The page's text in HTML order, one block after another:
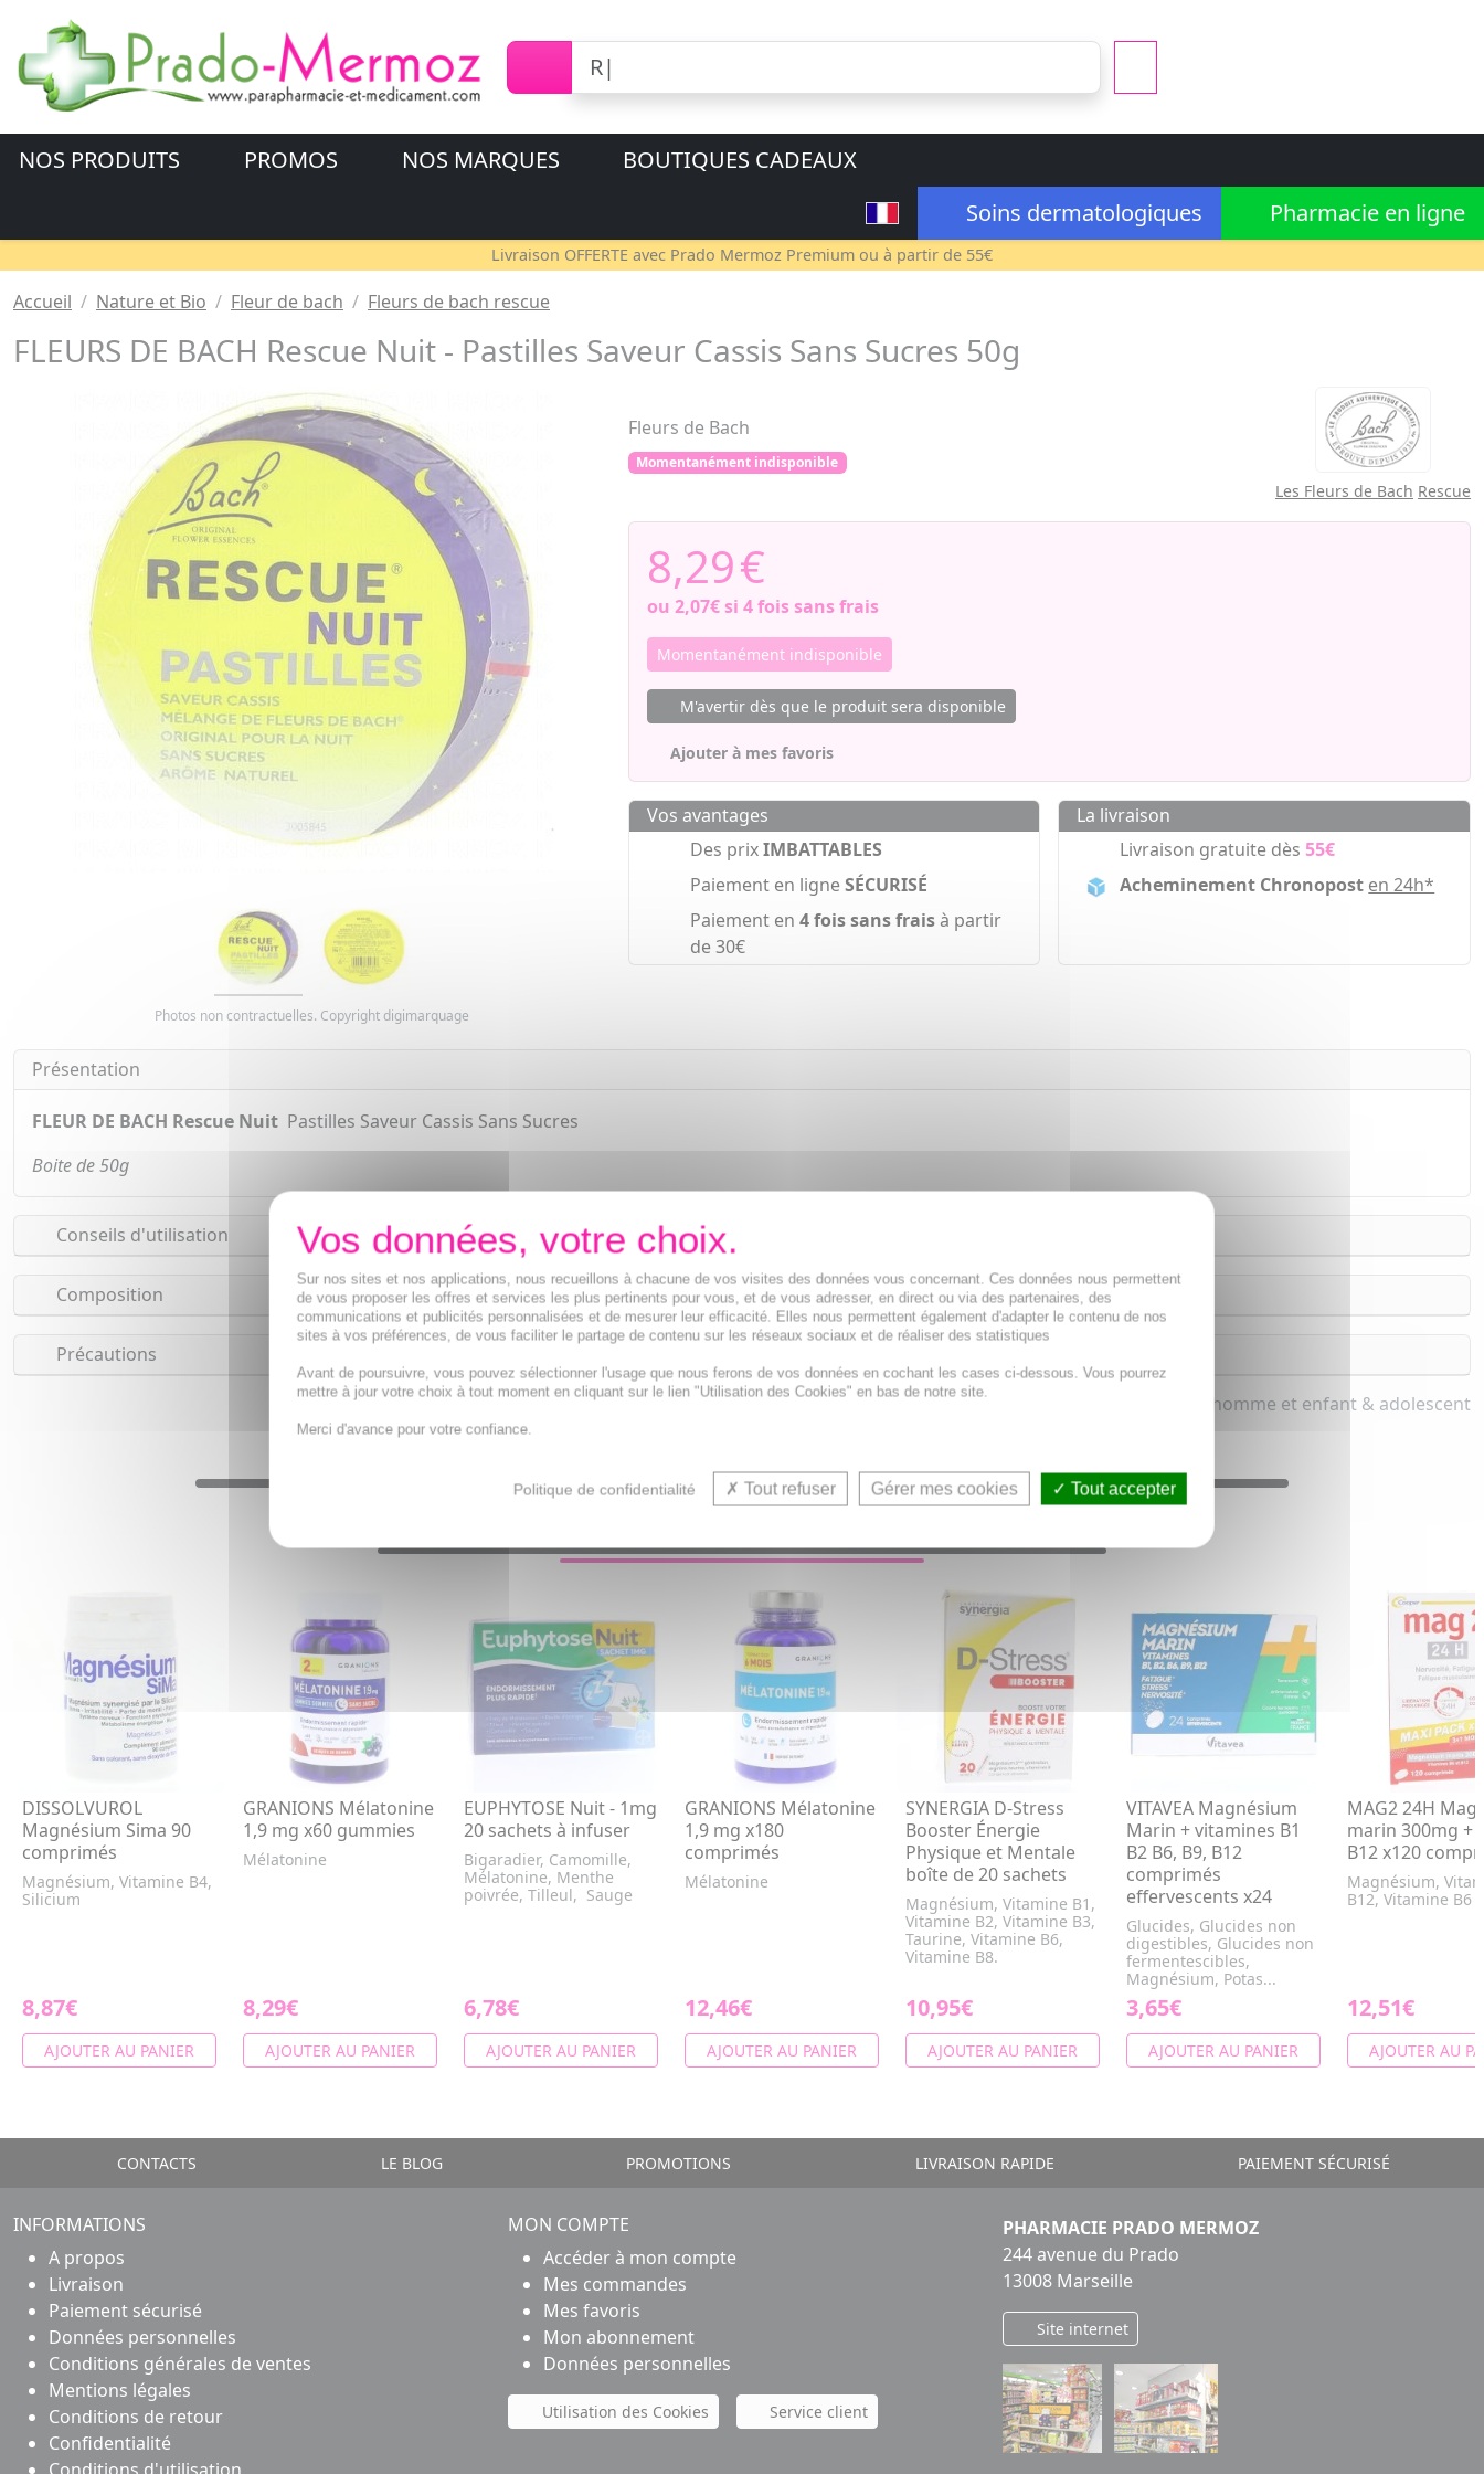
NOS PRODUITS PROMOS NOS MARQUES
BOUTIQUES CADEAUX
Soins dermatologiques
Pharmacie en ligne
Livraison OFFERTE avec Prado Mermoz Premium ou à partir de 55€
Accueil Nature et Bio Fleur de bach Fleurs de bach rescue
FLEURS DE BACH Rescue Nuit - Pastilles Saveur Cassis Sans Sucres 50g
Photos non contractuelles. Copyright digimarquage
Fleurs de Bach
Momentanément indisponible
Les Fleurs de Bach Rescue
8,29€
ou 2,07€si 4 fois sans frais
Momentanément indisponible
M'avertir dès que le produit sera disponible
Ajouter à mes favoris
Vos avantages
Des prixIMBATTABLES
Paiement en ligneSÉCURISÉ
Paiement en 4 fois sans fraisà partir
de 30€
La livraison
Livraison gratuite dès55€
Acheminement Chronopost en 24h*
Présentation
FLEUR DE BACH Rescue Nuit Pastilles Saveur Cassis Sans Sucres
Boite de 50g
Conseils d'utilisation
Composition
Précautions
Calmant, Relaxant, Sommeil, Stress pour femme, homme et enfant & adolescent
VOUS AIMEREZ AUSSI...
DISSOLVUROL
Magnésium Sima 90
comprimés
Magnésium, Vitamine B4,
Silicium
8,87€
AJOUTER AU PANIER
GRANIONS Mélatonine
1,9 mg x60 gummies
Mélatonine
8,29€
AJOUTER AU PANIER
EUPHYTOSE Nuit - 1mg
20 sachets à infuser
Bigaradier, Camomille,
Mélatonine, Menthe
poivrée, Tilleul, Sauge
6,78€
AJOUTER AU PANIER
GRANIONS Mélatonine
1,9 mg x180
comprimés
Mélatonine
12,46€
AJOUTER AU PANIER
SYNERGIA D-Stress
Booster Énergie
Physique et Mentale
boîte de 20 sachets
Magnésium, Vitamine B1,
Vitamine B2, Vitamine B3,
Taurine, Vitamine B6,
Vitamine B8.
10,95€
AJOUTER AU PANIER
VITAVEA Magnésium
Marin + vitamines B1
B2 B6, B9, B12
comprimés
effervescents x24
Glucides, Glucides non
digestibles, Glucides non
fermentescibles,
Magnésium, Potas...
3,65€
AJOUTER AU PANIER
MAG2 24H
marin 300mg +
B12 x120
Magnésium,
B12, Vitamine B6
12,51€
AJOUTER AU
CONTACTS LE BLOG PROMOTIONS LIVRAISON RAPIDE PAIEMENT SÉCURISÉ
INFORMATIONS
A propos
Livraison
Paiement sécurisé
Données personnelles
Conditions générales de ventes
Mentions légales
Conditions de retour
Confidentialité
MON COMPTE
Accéder à mon compte
Mes commandes
Mes favoris
Mon abonnement
Données personnelles
Utilisation des Cookies Service client
PHARMACIE PRADO MERMOZ
244 avenue du Prado
13008 Marseille
Site internet
Sur nos sites et nos applications, nous recueillons à chacune de vos visites des données vous concernant. Ces données nous permettent
de vous proposer les offres et services les plus pertinents pour vous, et de vous adresser, en direct ou via des partenaires, des
communications et publicités personnalisées et de mesurer leur efficacité. Elles nous permettent également d'adapter le contenu de nos
sites à vos préférences, de vous faciliter le partage de contenu sur les réseaux sociaux et de réaliser des statistiques
Avant de poursuivre, vous pouvez sélectionner l'usage que nous ferons de vos données en cochant les cases ci-dessous. Vous pourrez
mettre à jour votre choix à tout moment en cliquant sur le lien "Utilisation des Cookies" en bas de notre site.
Merci d'avance pour votre confiance.
Politique de confidentialité Tout refuser Gérer mes cookies Tout accepter